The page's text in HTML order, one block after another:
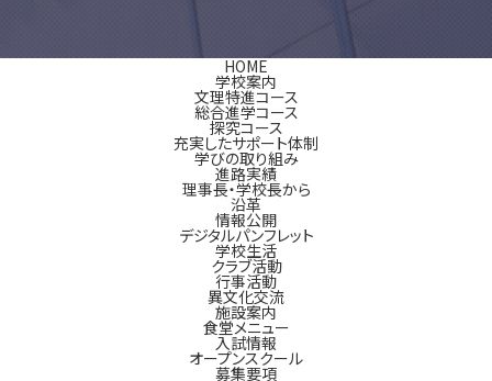
HOME
学校案内
文理特進コース
総合進学コース
探究コース
充実したサポート体制
学びの取り組み
進路実績
理事長・学校長から
沿革
情報公開
デジタルパンフレット
学校生活
クラブ活動
行事活動
異文化交流
施設案内
食堂メニュー
入試情報
オープンスクール
募集要項